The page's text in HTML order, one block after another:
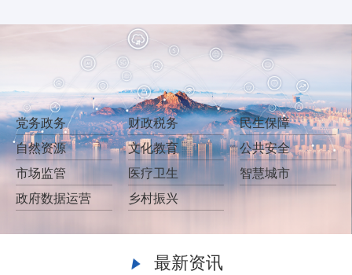
党务政务 财政税务
民生保障
自然资源
文化教育
公共安全
市场监管
医疗卫生
智慧城市
政府数据运营
乡村振兴
最新资讯